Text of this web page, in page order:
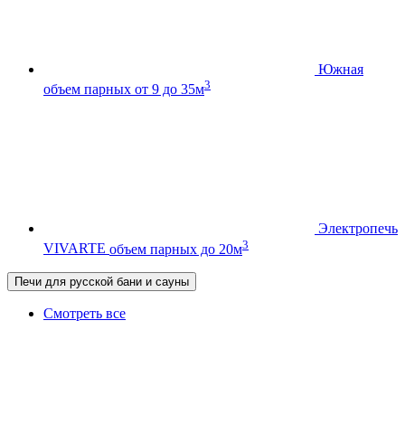
Южная
объем парных от 9 до 35м3
Электропечь
VIVARTE объем парных до 20м3
Печи для русской бани и сауны
Смотреть все